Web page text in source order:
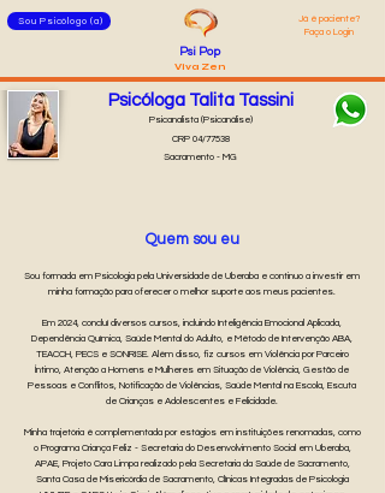
Sou Psicólogo (a) Já é paciente?
Faça o Login
Psi Pop
Viva Zen
Psicóloga Talita Tassini
CRP 04/77538
Sacramento - MG
Psicanalista (Psicanálise)
Quem sou eu
Sou formada em Psicologia pela Universidade de Uberaba e continuo a investir em
minha formação para oferecer o melhor suporte aos meus pacientes.
Em 2024, concluí diversos cursos, incluindo Inteligência Emocional Aplicada,
Dependência Química, Saúde Mental do Adulto, e Método de Intervenção ABA,
TEACCH, PECS e SONRISE. Além disso, fiz cursos em Violência por Parceiro
Íntimo, Atenção a Homens e Mulheres em Situação de Violência, Gestão de
Pessoas e Conflitos, Notificação de Violências, Saúde Mental na Escola, Escuta
de Crianças e Adolescentes e Felicidade.
Minha trajetória é complementada por estágios em instituições renomadas, como
o Programa Criança Feliz - Secretaria do Desenvolvimento Social em Uberaba,
APAE, Projeto Cara Limpa realizado pela Secretaria da Saúde de Sacramento,
Santa Casa de Misericórdia de Sacramento, Clínicas Integradas de Psicologia